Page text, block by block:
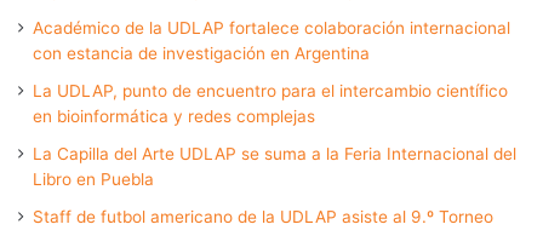
Académico de la UDLAP fortalece colaboración internacional
con estancia de investigación en Argentina
La UDLAP, punto de encuentro para el intercambio científico
en bioinformática y redes complejas
La Capilla del Arte UDLAP se suma a la Feria Internacional del
Libro en Puebla
Staff de futbol americano de la UDLAP asiste al 9.º Torneo